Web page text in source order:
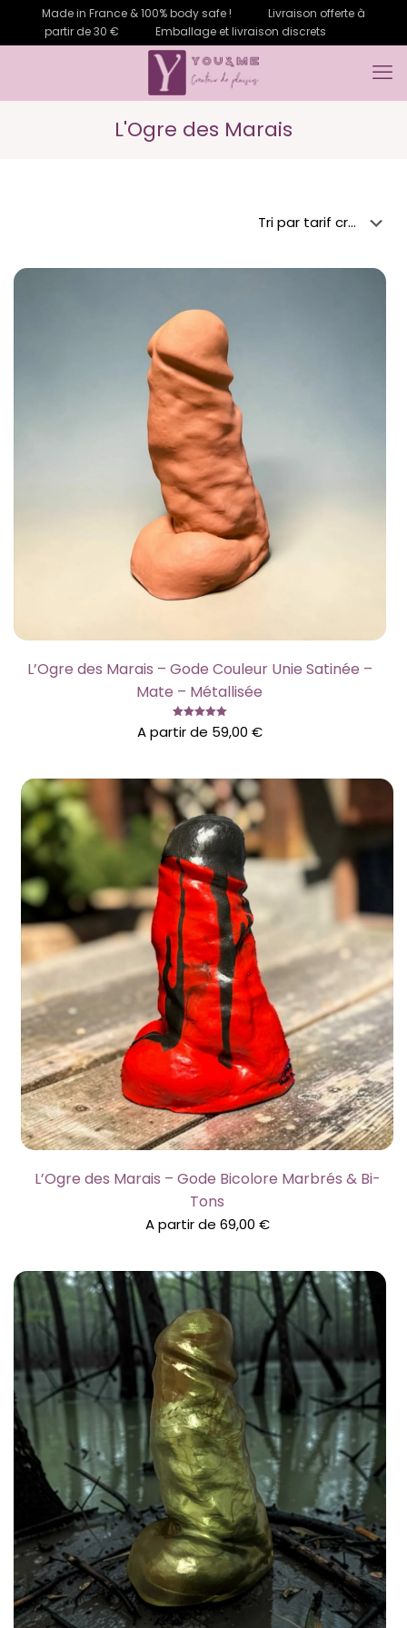
Made in France & 100% body safe !
Livraison offerte à
partir de 30 €
Emballage et livraison discrets
L'Ogre des Marais
L’Ogre des Marais – Gode Couleur Unie Satinée –
Mate – Métallisée
Note
5.00
A partir de 59,00 €
L’Ogre des Marais – Gode Bicolore Marbrés & Bi-
Tons
A partir de 69,00 €